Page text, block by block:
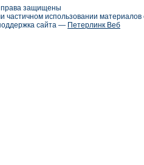
права защищены
частичном использовании
сайта — Петерлинк Веб